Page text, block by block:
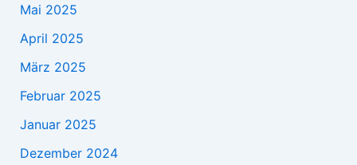
Mai 2025
April 2025
März 2025
Februar 2025
Januar 2025
Dezember 2024